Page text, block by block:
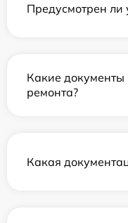
Предусмотрен ли
Какие документы
ремонта?
Какая